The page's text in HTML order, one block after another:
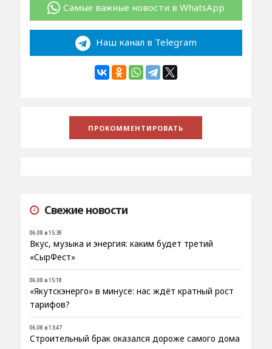
Самые важные новости в WhatsApp
Наш канал в Telegram
Свежие новости
06.08 в 15:39
Вкус, музыка и энергия: каким будет третий
«СырФест»
06.08 в 15:18
«Якутскэнерго» в минусе: нас ждёт кратный рост
тарифов?
06.08 в 13:47
Строительный брак оказался дороже самого дома